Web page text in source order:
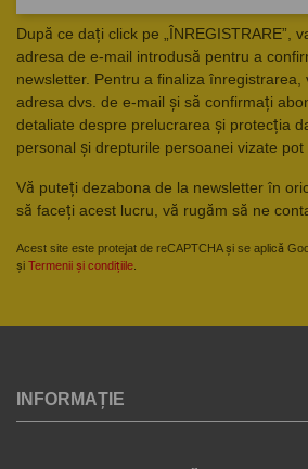
După ce dați click pe „ÎNREGISTRARE”,
adresa de e-mail introdusă pentru a
newsletter. Pentru a finaliza înregistrarea,
adresa dvs. de e-mail și să confirmați
detaliate despre prelucrarea și protecția
personal și drepturile persoanei vizate pot
Vă puteți dezabona de la newsletter în
să faceți acest lucru, vă rugăm să ne
Acest site este protejat de reCAPTCHA și se aplică
și Termenii și condițiile
INFORMAȚIE